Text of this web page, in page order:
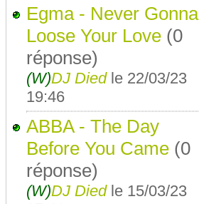
Egma - Never Gonna
Loose Your Love (0
réponse)
(W)DJ Died le 22/03/23
19:46
ABBA - The Day
Before You Came (0
réponse)
(W)DJ Died le 15/03/23